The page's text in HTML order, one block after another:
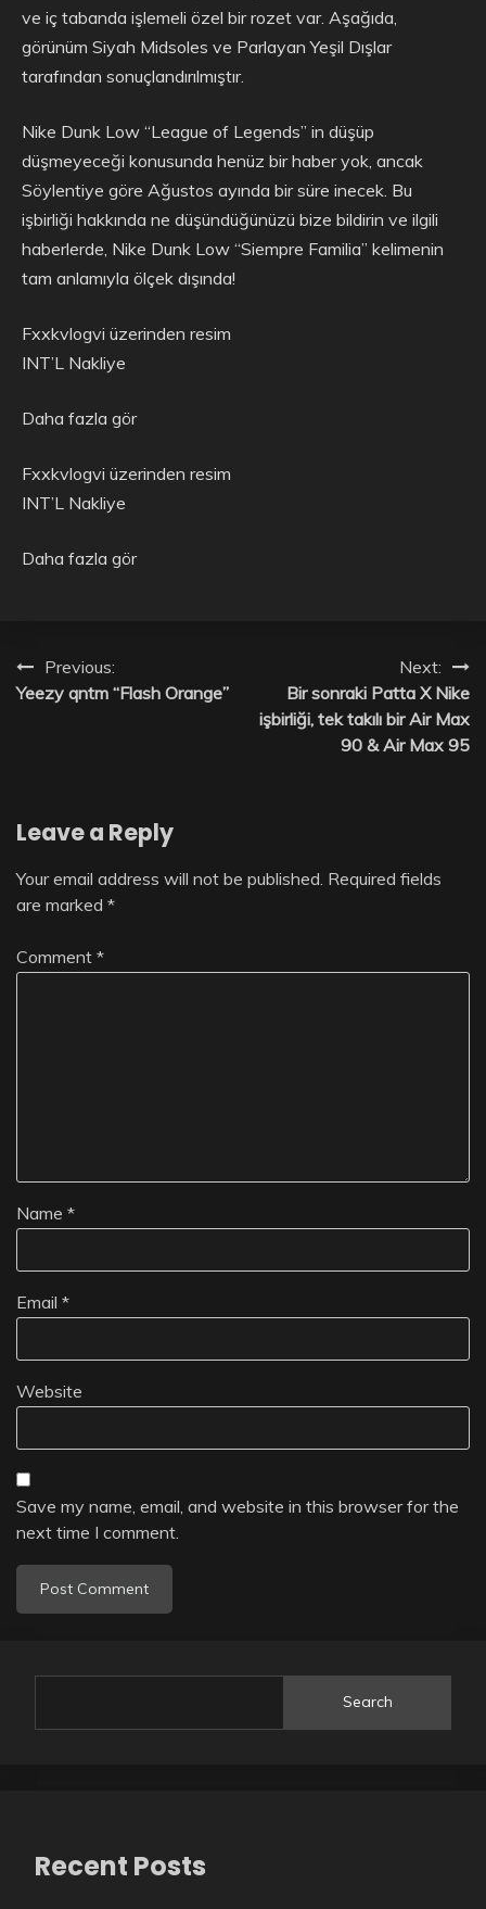
ve iç tabanda işlemeli özel bir rozet var. Aşağıda,
görünüm Siyah Midsoles ve Parlayan Yeşil Dışlar
tarafından sonuçlandırılmıştır.
Nike Dunk Low “League of Legends” in düşüp
düşmeyeceği konusunda henüz bir haber yok, ancak
Söylentiye göre Ağustos ayında bir süre inecek. Bu
işbirliği hakkında ne düşündüğünüzü bize bildirin ve ilgili
haberlerde, Nike Dunk Low “Siempre Familia” kelimenin
tam anlamıyla ölçek dışında!
Fxxkvlogvi üzerinden resim
INT’L Nakliye
Daha fazla gör
Fxxkvlogvi üzerinden resim
INT’L Nakliye
Daha fazla gör
Post
navigation
Previous:
Yeezy qntm “Flash Orange”
Next:
Bir sonraki Patta X Nike
işbirliği, tek takılı bir Air Max
90 & Air Max 95
Leave a Reply
Your email address will not be published. Required fields
are marked *
Comment *
Name *
Email *
Website
Save my name, email, and website in this browser for the
next time I comment.
Search
Recent Posts